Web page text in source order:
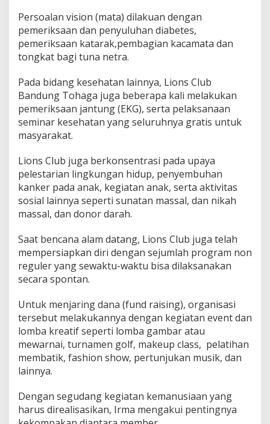
Persoalan vision (mata) dilakuan dengan
pemeriksaan dan penyuluhan diabetes,
pemeriksaan katarak,pembagian kacamata dan
tongkat bagi tuna netra.
Pada bidang kesehatan lainnya, Lions Club
Bandung Tohaga juga beberapa kali melakukan
pemeriksaan jantung (EKG), serta pelaksanaan
seminar kesehatan yang seluruhnya gratis untuk
masyarakat.
Lions Club juga berkonsentrasi pada upaya
pelestarian lingkungan hidup, penyembuhan
kanker pada anak, kegiatan anak, serta aktivitas
sosial lainnya seperti sunatan massal, dan nikah
massal, dan donor darah.
Saat bencana alam datang, Lions Club juga telah
mempersiapkan diri dengan sejumlah program non
reguler yang sewaktu-waktu bisa dilaksanakan
secara spontan.
Untuk menjaring dana (fund raising), organisasi
tersebut melakukannya dengan kegiatan event dan
lomba kreatif seperti lomba gambar atau
mewarnai, turnamen golf, makeup class, pelatihan
membatik, fashion show, pertunjukan musik, dan
lainnya.
Dengan segudang kegiatan kemanusiaan yang
harus direalisasikan, Irma mengakui pentingnya